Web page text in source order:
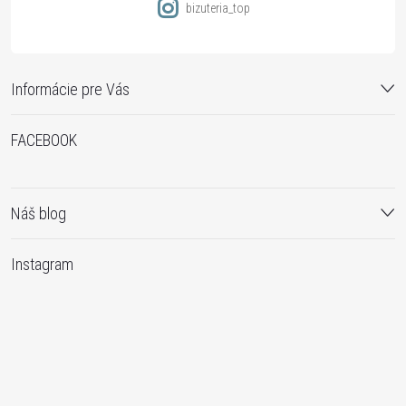
Informácie pre Vás
bizuteria_top
FACEBOOK
Náš blog
Instagram